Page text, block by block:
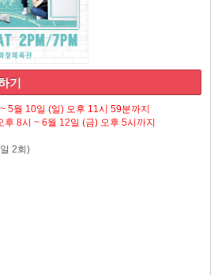
기
5월 10일 (일) 오후 11시 59분까지
8시 ~ 6월 12일 (금) 오후 5시까지
2회)